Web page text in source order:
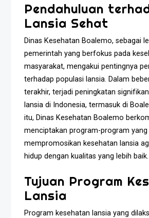
Pendahuluan
Lansia Sehat
Dinas Kesehatan Boalemo, sebagai
pemerintah yang berfokus pada
masyarakat, mengakui pentingnya
terhadap populasi lansia. Dalam
terakhir, terjadi peningkatan
lansia di Indonesia, termasuk di
itu, Dinas Kesehatan Boalemo
menciptakan program-program yang
mempromosikan kesehatan lansia
hidup dengan kualitas yang lebih baik.
Tujuan Program
Lansia
Program kesehatan lansia yang